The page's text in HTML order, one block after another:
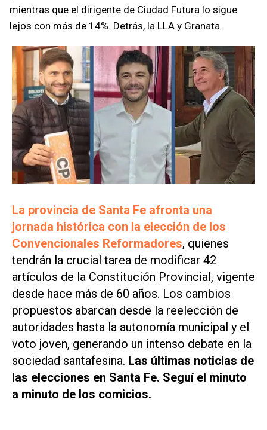
mientras que el dirigente de Ciudad Futura lo sigue
lejos con más de 14%. Detrás, la LLA y Granata.
La provincia de Santa Fe afronta una
jornada histórica con la elección de los
Convencionales Reformadores, quienes
tendrán la crucial tarea de modificar 42
artículos de la Constitución Provincial, vigente
desde hace más de 60 años. Los cambios
propuestos abarcan desde la reelección de
autoridades hasta la autonomía municipal y el
voto joven, generando un intenso debate en la
sociedad santafesina. Las últimas noticias de
las elecciones en Santa Fe. Seguí el minuto
a minuto de los comicios.